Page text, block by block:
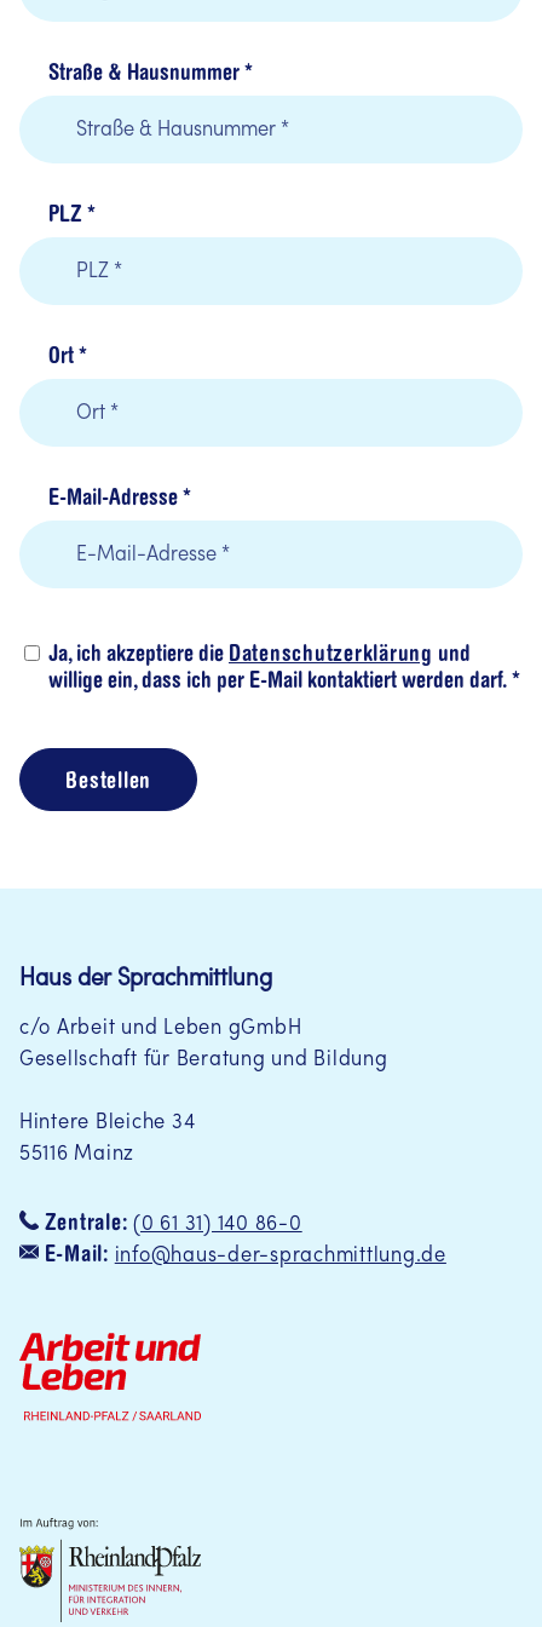
Straße & Hausnummer *
PLZ *
Ort *
E-Mail-Adresse *
Ja, ich akzeptiere die Datenschutzerklärung und
willige ein, dass ich per E-Mail kontaktiert werden darf. *
Bestellen
Haus der Sprachmittlung
c/o Arbeit und Leben gGmbH
Gesellschaft für Beratung und Bildung
Hintere Bleiche 34
55116 Mainz
Zentrale: (0 61 31) 140 86-0
E-Mail: info@haus-der-sprachmittlung.de